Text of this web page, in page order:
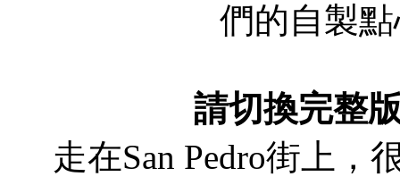
們的自製
請切換完整
走在San Pedro街上，